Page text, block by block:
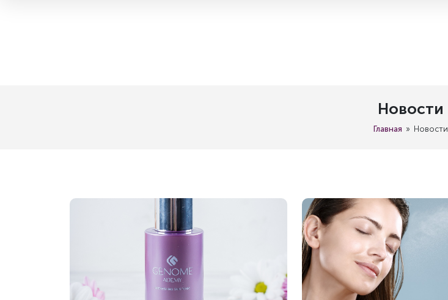
Новости
Главная Новости